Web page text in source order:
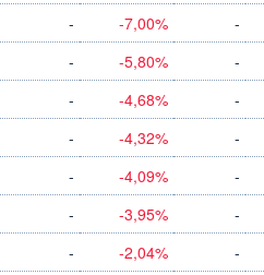
- -7,00% -
- -5,80% -
- -4,68% -
- -4,32% -
- -4,09% -
- -3,95% -
- -2,04% -